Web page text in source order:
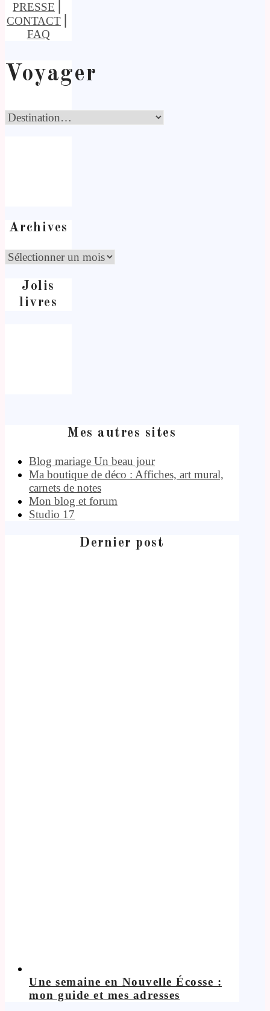
PRESSE
CONTACT
FAQ
Voyager
Archives
Jolis
livres
Mes autres sites
Blog mariage Un beau jour
Ma boutique de déco : Affiches, art mural,
carnets de notes
Mon blog et forum
Studio 17
Dernier post
Une semaine en Nouvelle Écosse :
mon guide et mes adresses